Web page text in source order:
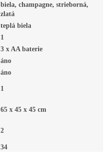
biela, champagne, strieborná,
zlatá
teplá biela
1
3 x AA baterie
áno
áno
1
65 x 45 x 45 cm
2
34